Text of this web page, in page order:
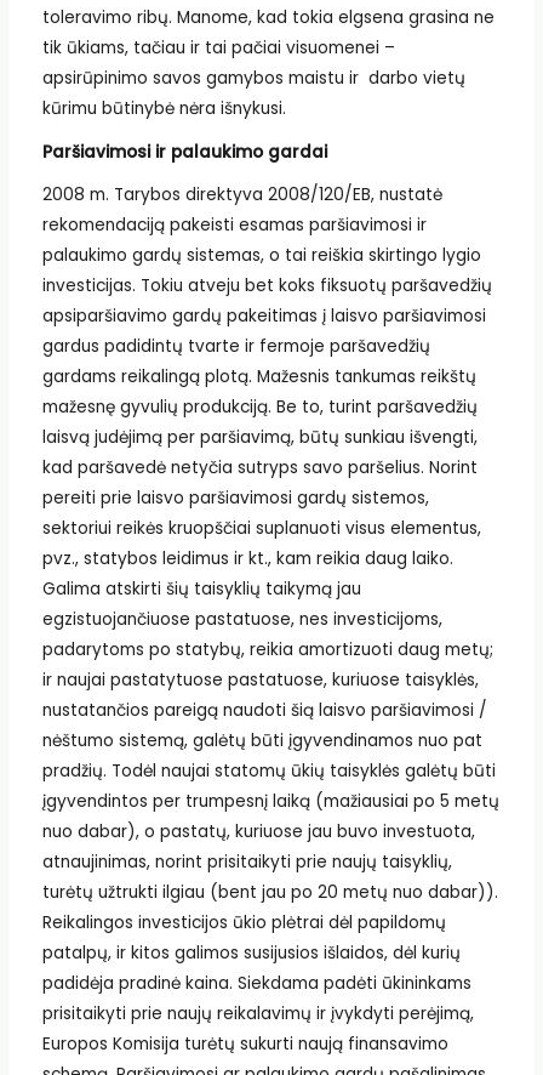
toleravimo ribų. Manome, kad tokia elgsena grasina ne
tik ūkiams, tačiau ir tai pačiai visuomenei –
apsirūpinimo savos gamybos maistu ir darbo vietų
kūrimu būtinybė nėra išnykusi.
Paršiavimosi ir palaukimo gardai
2008 m. Tarybos direktyva 2008/120/EB, nustatė
rekomendaciją pakeisti esamas paršiavimosi ir
palaukimo gardų sistemas, o tai reiškia skirtingo lygio
investicijas. Tokiu atveju bet koks fiksuotų paršavedžių
apsiparšiavimo gardų pakeitimas į laisvo paršiavimosi
gardus padidintų tvarte ir fermoje paršavedžių
gardams reikalingą plotą. Mažesnis tankumas reikštų
mažesnę gyvulių produkciją. Be to, turint paršavedžių
laisvą judėjimą per paršiavimą, būtų sunkiau išvengti,
kad paršavedė netyčia sutryps savo paršelius. Norint
pereiti prie laisvo paršiavimosi gardų sistemos,
sektoriui reikės kruopščiai suplanuoti visus elementus,
pvz., statybos leidimus ir kt., kam reikia daug laiko.
Galima atskirti šių taisyklių taikymą jau
egzistuojančiuose pastatuose, nes investicijoms,
padarytoms po statybų, reikia amortizuoti daug metų;
ir naujai pastatytuose pastatuose, kuriuose taisyklės,
nustatančios pareigą naudoti šią laisvo paršiavimosi /
nėštumo sistemą, galėtų būti įgyvendinamos nuo pat
pradžių. Todėl naujai statomų ūkių taisyklės galėtų būti
įgyvendintos per trumpesnį laiką (mažiausiai po 5 metų
nuo dabar), o pastatų, kuriuose jau buvo investuota,
atnaujinimas, norint prisitaikyti prie naujų taisyklių,
turėtų užtrukti ilgiau (bent jau po 20 metų nuo dabar)).
Reikalingos investicijos ūkio plėtrai dėl papildomų
patalpų, ir kitos galimos susijusios išlaidos, dėl kurių
padidėja pradinė kaina. Siekdama padėti ūkininkams
prisitaikyti prie naujų reikalavimų ir įvykdyti perėjimą,
Europos Komisija turėtų sukurti naują finansavimo